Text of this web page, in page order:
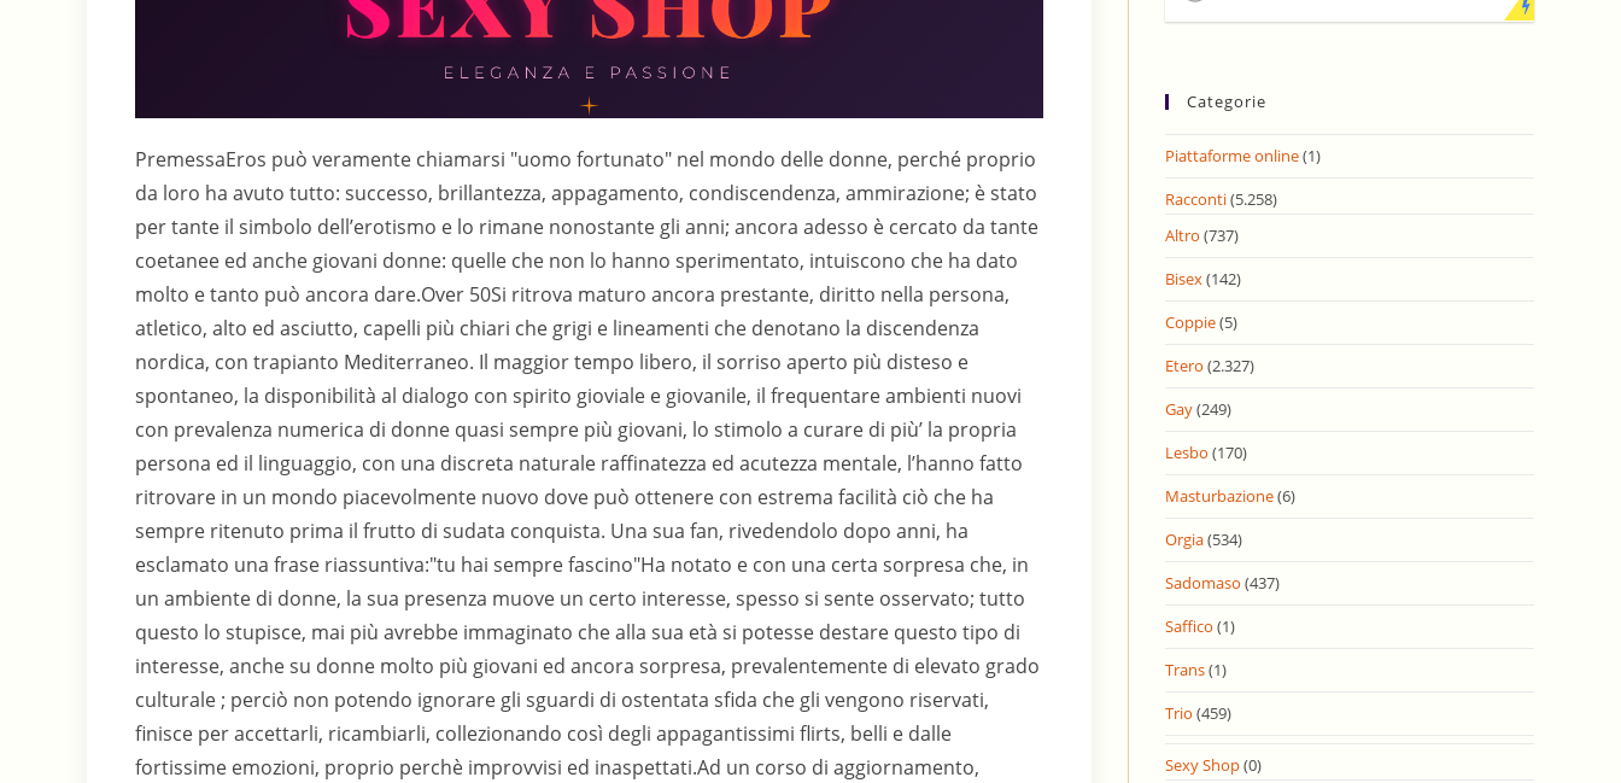
PremessaEros può veramente chiamarsi "uomo fortunato" nel mondo delle donne, perché proprio da loro ha avuto tutto: successo, brillantezza, appagamento, condiscendenza, ammirazione; è stato per tante il simbolo dell’erotismo e lo rimane nonostante gli anni; ancora adesso è cercato da tante coetanee ed anche giovani donne: quelle che non lo hanno sperimentato, intuiscono che ha dato molto e tanto può ancora dare.Over 50Si ritrova maturo ancora prestante, diritto nella persona, atletico, alto ed asciutto, capelli più chiari che grigi e lineamenti che denotano la discendenza nordica, con trapianto Mediterraneo. Il maggior tempo libero, il sorriso aperto più disteso e spontaneo, la disponibilità al dialogo con spirito gioviale e giovanile, il frequentare ambienti nuovi con prevalenza numerica di donne quasi sempre più giovani, lo stimolo a curare di più’ la propria persona ed il linguaggio, con una discreta naturale raffinatezza ed acutezza mentale, l’hanno fatto ritrovare in un mondo piacevolmente nuovo dove può ottenere con estrema facilità ciò che ha sempre ritenuto prima il frutto di sudata conquista. Una sua fan, rivedendolo dopo anni, ha esclamato una frase riassuntiva:"tu hai sempre fascino"Ha notato e con una certa sorpresa che, in un ambiente di donne, la sua presenza muove un certo interesse, spesso si sente osservato; tutto questo lo stupisce, mai più avrebbe immaginato che alla sua età si potesse destare questo tipo di interesse, anche su donne molto più giovani ed ancora sorpresa, prevalentemente di elevato grado culturale ; perciò non potendo ignorare gli sguardi di ostentata sfida che gli vengono riservati, finisce per accettarli, ricambiarli, collezionando così degli appagantissimi flirts, belli e dalle fortissime emozioni, proprio perchè improvvisi ed inaspettati.Ad un corso di aggiornamento, tenuto immancabilmente da relatrici, egli viene assegnato ad una sezione di quasi tutti universitari; nella vita non ha mai voluto imporre la propria presenza, a maggior ragione, anche in questo caso ha applicato questa regola comportamentale, ad evitare interferenze con i più giovani; ma non sarà così ed ha pensato a ripianare tutto Consuelo, la figlia trentaduenne della titolare che ha saputo cogliere il meglio di lui, l’ha introdotto e portato facendolo trovare ammirato ed al centro del gruppo di queste ragazze e ragazzi , i quali non hanno tardato molto a trovare in lui un modello da prendere ad esempio ed ammirare per lo spontaneo spirito di adattamento; perciò che, ogni sua assenza veniva quasi contestata ed ogni riunione, doveva prima essere progettata in funzione della sua presenza e disponibilità.Questo clima ha indotto i più giovani ad avvicinarsi a lui: per prima Consuelo che non perdeva occasione per dialogare, leggergli i sentimenti, ogni argomento finiva inevitabilmente nell’esaltazione plateale dell’amore, dimostrandogli disappunto ad ogni occasione trasgressiva o di omissione, dimostrandogli la sua chiara infatuazione. Incredulo, ha voluto constatare e saggiare meglio la consistenza di questo trasporto, dimostratosi fondato, al punto da condizionarla facendole indossare la gonna, fatto in se banale, ma non per lei che la gonna l’avrà usata non più di una decina di volte intutta la sua vita. Pertanto attorno a lui, si è venuto a creare un po’ di fermento, infatti: l’altra quarantenne relatrice, cercava ogni pretesto per attirare su di se la sua attenzione, facendo in questo modo scattare la gelosia della prima, fino ad indurla a spiare da dietro la porta; accorgendosi altresì del pericolo proveniente anche delle esibizioni di quella bella ventenne in minigonna dal banco di fronte, con le gambe di traverso alla Scarno Stole, che da sotto il braccio occhieggiava e controllava le reazioni di lui, sottolineando la posizione con delle strizzatine d’occhio che dicevano tutto sulla sua, pur acerba, alta seduzione. Risultato: la ragazzina e’ stata spostata in un’altra sezione e la relatrice sostituita con un’altra bruttissima.La scuola di danza e’ stata una palestra per ringalluzzire ancora di più lo scatenato Eros: qui le donne erano in prevalenza delle quarantenni.Ha fatto di tutto per imparare ciò che non gli era naturale, c’è riuscito al punto che tante lo cercavano per ballare assieme, Grazia prima delle altre è riuscita a fare coppia con lui imponendosi con energiche spintonate; si è anche invaghita, ma ha dovuto abbandonare per non compromettere un equilibrio con il suo convivente divenuto geloso.Intanto l’ambiente si stava modificando, stimolato da nuovi impulsi di entrambi i sessi : gli uomini sono passati dall’iniziale abbigliamento casual, alla giacca e cravatta e le donne hanno incominciato a dar vita ad una competitiva sfilata di moda rinnovata ogni sera. Ritirata Grazia, si è accorto d’essere tenuto d’occhio ed ammirato nientemeno che da Bianca, donna di alto carisma, quindi orgoglioso del privilegio; la quale, ha voluto neutralizzare possibili avversarie, facendogli incollare dapprima ETA, ben sapendo che questa avrebbe fatto con lui scintille e non certo di intesa e poi Claudia, alle prese con nugoli di spasimanti; ha finito il corso con Mara, l’unica veramente interessata al ballo.Intanto Bianca si faceva accompagnare, ogni volta che il marito marcava assenza, ben sapendo che alla fine si sarebbero isolati e spesso trovandospontaneo confidargli cose che una donna troverebbe difficile raccontare anche alla migliore amica.Il mare e’ una fucina inesauribile di appartenenti al sesso femminile, tolto il mese di agosto, periodo di ferie per chi lavora, la spiaggia è frequentata da mammette, fidanzate, amanti, studentesse, casalinghe, le quali godono della presenza dei mariti, fidanzati ecc., solo nei wc ed; durante la settimana sono sole, spesso annoiate, ma sotto il sole stimolante, attente a tutto ciò che le circonda: uomini in particolare, elemento raro al mare ed in quei mesi fuori dalle ferie. Chi ha l’occhio clinico può facilmente osservare che queste signore:? sabato e domenica, sono mansuete ed appagate? lunedì e martedi, cominciano a dare segni di agitazione? mercoledi e giovedi, hanno gli occhi fuori dalle orbite dalle brame, scrutano l’altro sesso al pari di un uomo affamato da mesi di astinenza? venerdi, sono apprensive, ma gioiose: in serata ritornerà "lui" E’ proprio a meta’ settimana che si possono cogliere i frutti migliori; Eros, che l’occhio clinico ce l’ha, cerca di sostituirsi agli assenti, incontrando spesso consensi, diventando per loro, anche oggetto protagonista di desiderio, sapendo di poter essere discretamente usato solo nei giorni feriali.Lui può ammirare, comodamente seduto, la continua migrazione di questomondo incantevole. Vede le bagnanti uscire dall’acqua : quella con ancora il costumino fuori posto dopo i movimenti del nuoto, o con il costume semitrasparente dove sono disegnati i piccoli o grandi capezzoli, le piccole o grosse aureole ed ilpelo del pube più o meno rasato, più o meno scuro ; ma è la camminata inquel breve tragitto che va dalla riva all’arena a disegnare la caratteristica della passante : l’incauta osservata, oppure la consapevole esibizionista capace di segrete risorse, l’audace, l’incantatrice, l’avvenente. Man mano che si avvicina si nota l’armonia femminile, l’immobilità di tutto busto e dell’addome fino all’inguine, con i soli arti in movimento. Tutto cambia quando s’allontana con il busto sempre immobile, ma con le oscillazioni dell’intero sedere, l’ancheggiamento che muove e ridisegna ad ogni passo forme nuove e particolari per ciascuna di loro. I movimenti più ampi sono in genere in dote a coloro che indossano con disinvoltura il tanga, scoprendo quasi per intero il panorama, evidenziano ancor meglio i punti che diversamente sarebbero semi nascosti inghiottiti nel solco dei prominenti emisferi, i quali si chiudono incurvandosi verso il basso, qui tra la peluria appena percettibile dell’attaccatura delle cosce tra le due aperture, il solco si trasforma in una sacchettina allungata che racchiude a malapena il rigonfiamento vulvare, la consistenza della quale non segue regole precise essendo personale, come lo è la tumidezza delle labbra della bocca .L’attrazione, per il più attento, è la piega orizzontale che delimita i glutei dalle cosce, piega con le estremità rivolte : verso l’alto come una bocca che ride nelle più giovani o come una bocca che piange nelle meno guardabili ; ma la linea orizzontale a formare una croce con quella verticale generata delle cosce unite, è il segno distintivo di quelle che hanno innata la seduzione con il corpo ben curato e che sanno esporre.E’ con gli occhi pieni di queste visioni, che si predispone alle attenzioni femminili:-Eliana la bella quarantenne vuole per se il vicino, cerca di isolarlo, portandolo distante da orecchie indiscrete e fargli trapelare possibili intese; con tipico comportamento femminile, quasi per caso, lascia un librosul tavolino, lui lusingato e partecipe alle sue mosse, la raggiunge e le riporta l’oggetto, aggiungendo anche una bella frase di complimento sulla sua dolcezza e femminilità, cogliendola di sorpresa, lei stava timidamente cercando il modo di incoraggiarlo a farsi avanti, si è invece trovata spiazzata e completamente sciolta. All’apice della contentezza, incautamente racconta in giro il fatto, scoprendo così d’avere tante amiche, tutte affiatatissime; la sua zona diventa salotto per confidenze ad alta voce, anche sulle questioni più intime, compreso la visita nel dettaglio dal ginecologo; amiche che danno inizio a sfilate davanti ad Eros, tutte: gioviali, aperte, alla ricerca anche loro di un personale simile madrigale. Parecchie signore faranno la gara per trovarsi al posto giusto per un occasionale saluto, oppure con battute o atteggiamenti spingersi oltre, come la trentacinquenne medico che avvolta dal solo asciugamano, si accuccia a pochi metri di fronte per accudire il bimbetto, lasciandogli l’inaspettata visione del bel color castano dei suoi peli; o sempre lei,
Categorie
Piattaforme online(1)
Racconti(5.258)
Altro (737)
Bisex(142)
Coppie(5)
Etero (2.327)
Gay(249)
Lesbo (170)
Masturbazione(6)
Orgia(534)
Sadomaso (437)
Saffico (1)
Trans(1)
Trio (459)
Sexy Shop(0)